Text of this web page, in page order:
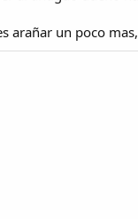
arañar un poco